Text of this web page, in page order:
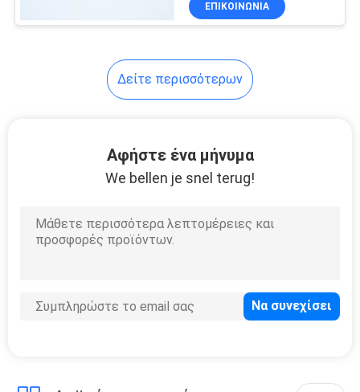
Δοκιμή πήξης
IgM IgG
ΕΠΙΚΟΙΝΩΝΙΑ
Δείτε περισσότερων
Αφήστε ένα μήνυμα
We bellen je snel terug!